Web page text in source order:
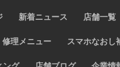
新着ニュース 店舗一覧
修理メニュー スマホなおし